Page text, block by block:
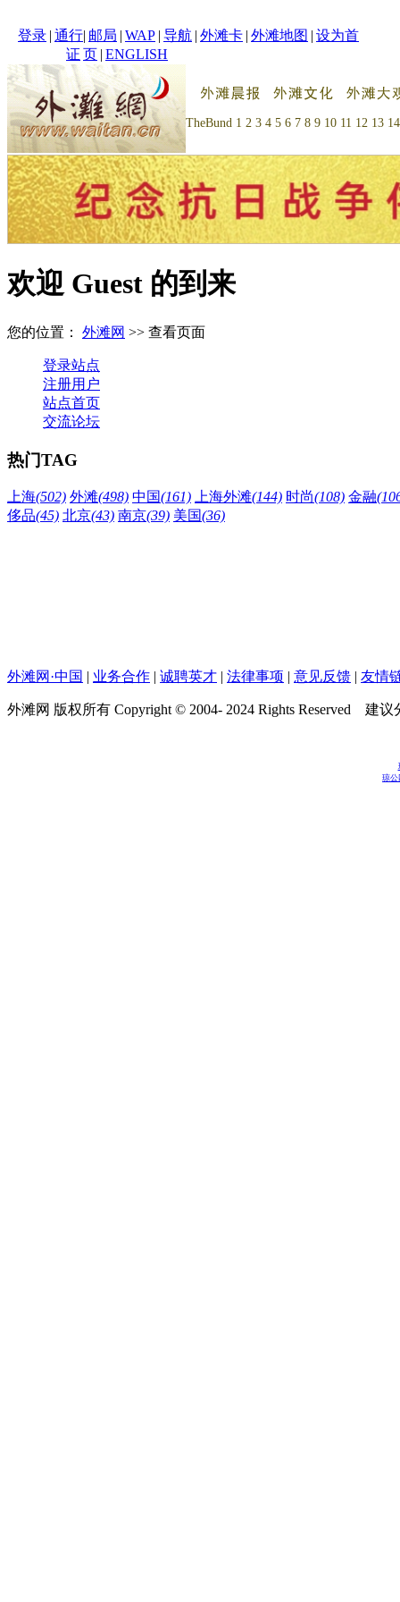
登录 | 通行
证
| 邮局 | WAP | 导航 | 外滩卡 | 外滩地图 | 设为首
页 | ENGLISH
TheBund 1 2 3 4 5 6 7 8 9 10 11 12 13 14
欢迎 Guest 的到来
您的位置： 外滩网 >> 查看页面
登录站点
注册用户
站点首页
交流论坛
热门TAG
上海(502) 外滩(498) 中国(161) 上海外滩(144) 时尚(108) 金融
侈品(45) 北京(43) 南京(39) 美国(36)
外滩网·中国 | 业务合作 | 诚聘英才 | 法律事项 | 意见反馈 | 友情
外滩网 版权所有 Copyright © 2004- 2024 Rights Reserved 建议
琼公